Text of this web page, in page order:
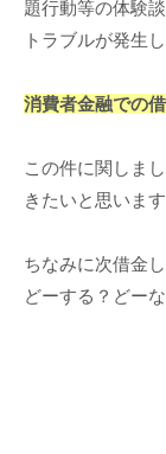
題行動等の体験
トラブルが発生
消費者金融での
この件に関しま
きたいと思います
ちなみに次借金
どーする？どー